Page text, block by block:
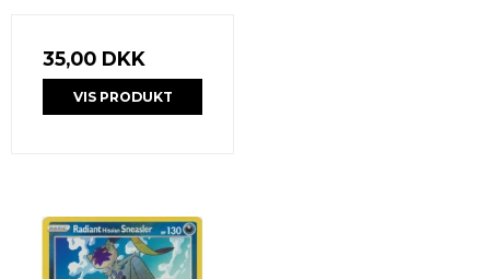
35,00 DKK
VIS PRODUKT